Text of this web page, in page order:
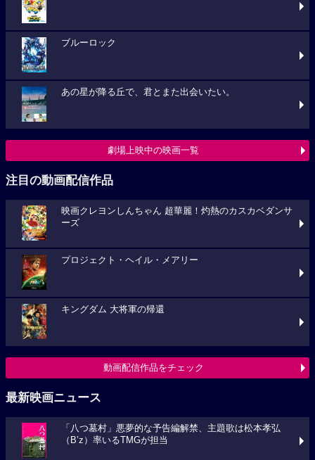
ブルーロック
あの星が降る丘で、君とまた出会いたい。
劇場上映中の映画一覧
注目の動画配信作品
映画クレヨンしんちゃん 超華麗！灼熱のカスカベダンサ
ーズ
プロジェクト・ヘイル・メアリー
キングダム 大将軍の帰還
動画配信作品をチェック
最新映画ニュース
「八つ墓村」悪夢的な予告編解禁、主題歌は松本孝弘
（B’z）率いるTMGが担当